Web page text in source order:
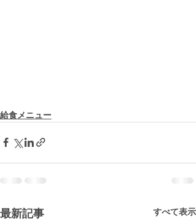
給食メニュー
最新記事 すべて表示